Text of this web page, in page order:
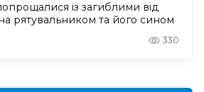
із загиблими від
рятувальником та його сином
330